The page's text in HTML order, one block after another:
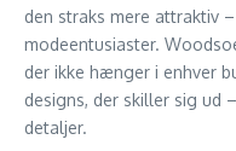
den straks mere attraktiv
modeentusiaster.
der ikke hænger i enhver
designs, der skiller sig ud
detaljer.